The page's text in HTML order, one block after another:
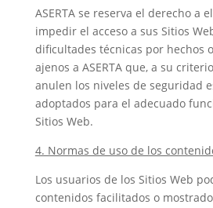
ASERTA se reserva el derecho a
impedir el acceso a sus Sitios
dificultades técnicas por hechos
ajenos a ASERTA que, a su
anulen los niveles de seguridad
adoptados para el adecuado
Sitios Web.
4. Normas de uso de los
Los usuarios de los Sitios Web
contenidos facilitados o